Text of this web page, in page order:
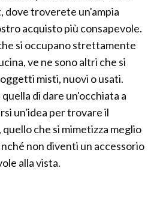
dove troverete un'ampia
acquisto più consapevole.
si occupano strettamente
ve ne sono altri che si
misti, nuovi o usati.
di dare un'occhiata a
un'idea per trovare il
che si mimetizza meglio
non diventi un accessorio
alla vista.